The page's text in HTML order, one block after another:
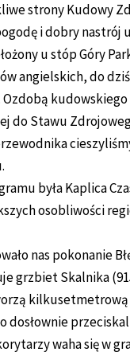
strony Kudowy
i dobry nastrój
u stóp Góry
angielskich, do
do Stawu
była Kaplica
osobliwości
nas pokonanie
grzbiet Skalnika
dosłownie
waha się w